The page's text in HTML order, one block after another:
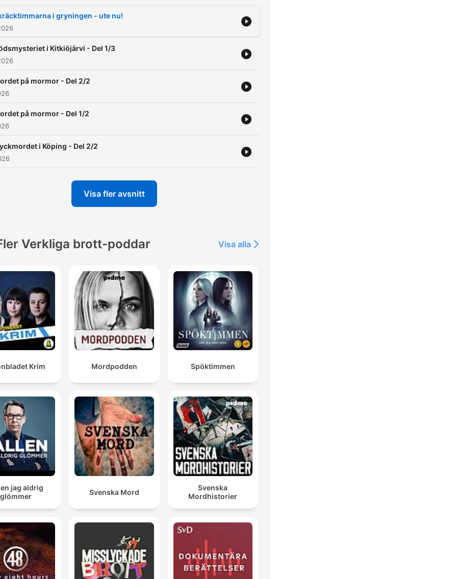
i gryningen - ute nu!
i Kitkiöjärvi - Del 1/3
på mormor - Del 2/2
på mormor - Del 1/2
i Köping - Del 2/2
Visa fler avsnitt
Verkliga brott-poddar Visa alla
Krim Mordpodden Spöktimmen
jag aldrig
glömmer
Svenska Mord
Svenska
Mordhistorier